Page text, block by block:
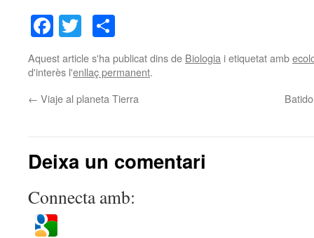
Facebook
Twitter
Aquest article s'ha publicat dins de Biologia i etiquetat amb
d'interès l'enllaç permanent.
← Viaje al planeta Tierra
Deixa un comentari
Connecta amb: